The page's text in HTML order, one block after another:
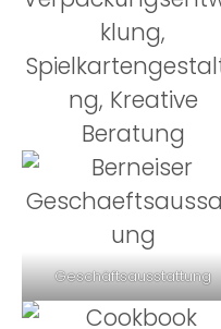
Geschäftsausstattung